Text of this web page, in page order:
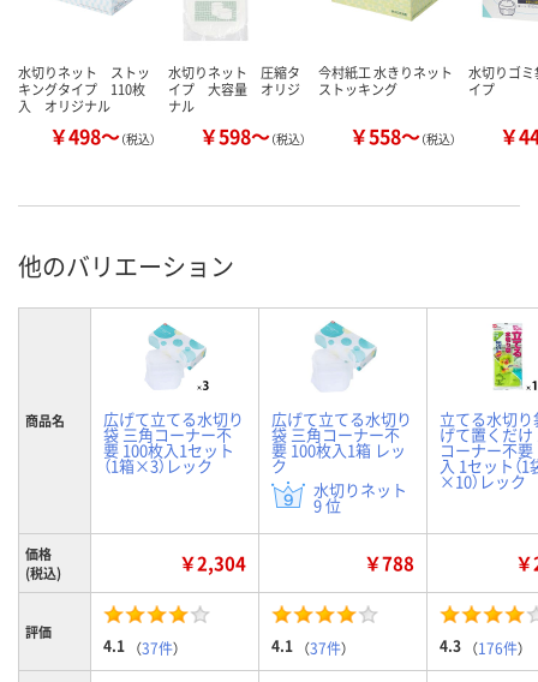
水切りネット ストッ
キングタイプ 110枚
入 オリジナル
￥498～（税込）
水切りネット 圧縮タ
イプ 大容量 オリジ
ナル
￥598～（税込）
今村紙工 水きりネット
ストッキング
￥558～（税込）
水切りゴ
イプ
￥
他のバリエーション
商品名 広げて立てる水切り
袋 三角コーナー不
要 100枚入1セット
（1箱×3）レック
広げて立てる水切り
袋 三角コーナー不
要 100枚入1箱 レッ
ク
水切りネット
9 位
立てる水切り
げて置くだけ
コーナー不要
入 1セット（1
×10）レック
価格
(税込)
￥2,304 ￥788
評価
4.1 （37件） 4.1 （37件） 4.3 （176件）